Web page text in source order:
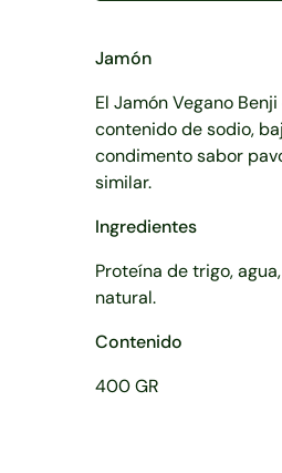
Jamón
El Jamón Vegano
contenido de sodio,
condimento sabor
similar.
Ingredientes
Proteína de trigo,
natural.
Contenido
400 GR